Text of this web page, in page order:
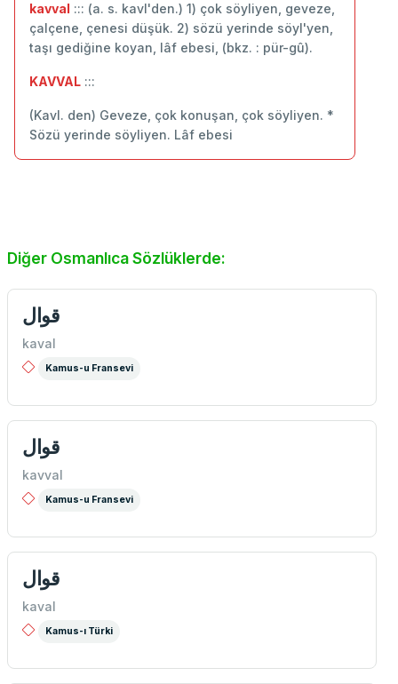
kavval ::: (a. s. kavl'den.) 1) çok söyliyen, geveze,
çalçene, çenesi düşük. 2) sözü yerinde söyl'yen,
taşı gediğine koyan, lâf ebesi, (bkz. : pür-gû).
KAVVAL :::
(Kavl. den) Geveze, çok konuşan, çok söyliyen. *
Sözü yerinde söyliyen. Lâf ebesi
Diğer Osmanlıca Sözlüklerde:
قوال
kaval
Kamus-u Fransevi
قوال
kavval
Kamus-u Fransevi
قوال
kaval
Kamus-ı Türki